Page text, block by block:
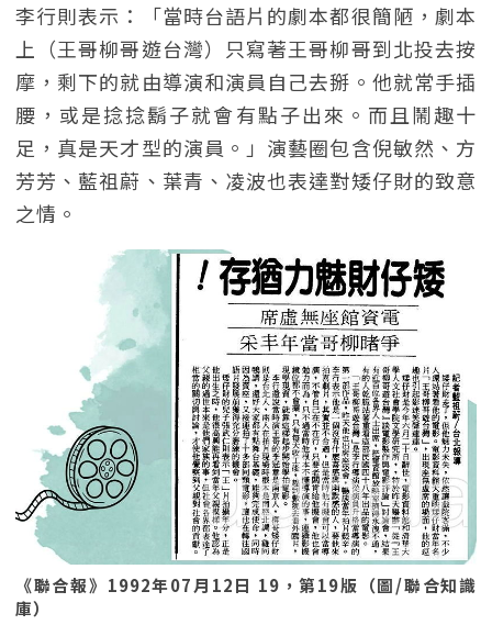
李行則表示：「當時台語片的劇本都很簡陋，劇本
上（王哥柳哥遊台灣）只寫著王哥柳哥到北投去按
摩，剩下的就由導演和演員自己去掰。他就常手插
腰，或是捻捻鬍子就會有點子出來。而且鬧趣十
足，真是天才型的演員。」演藝圈包含倪敏然、方
芳芳、藍祖蔚、葉青、凌波也表達對矮仔財的致意
之情。
《聯合報》1992年07月12日 19，第19版（圖/聯合知識
庫）